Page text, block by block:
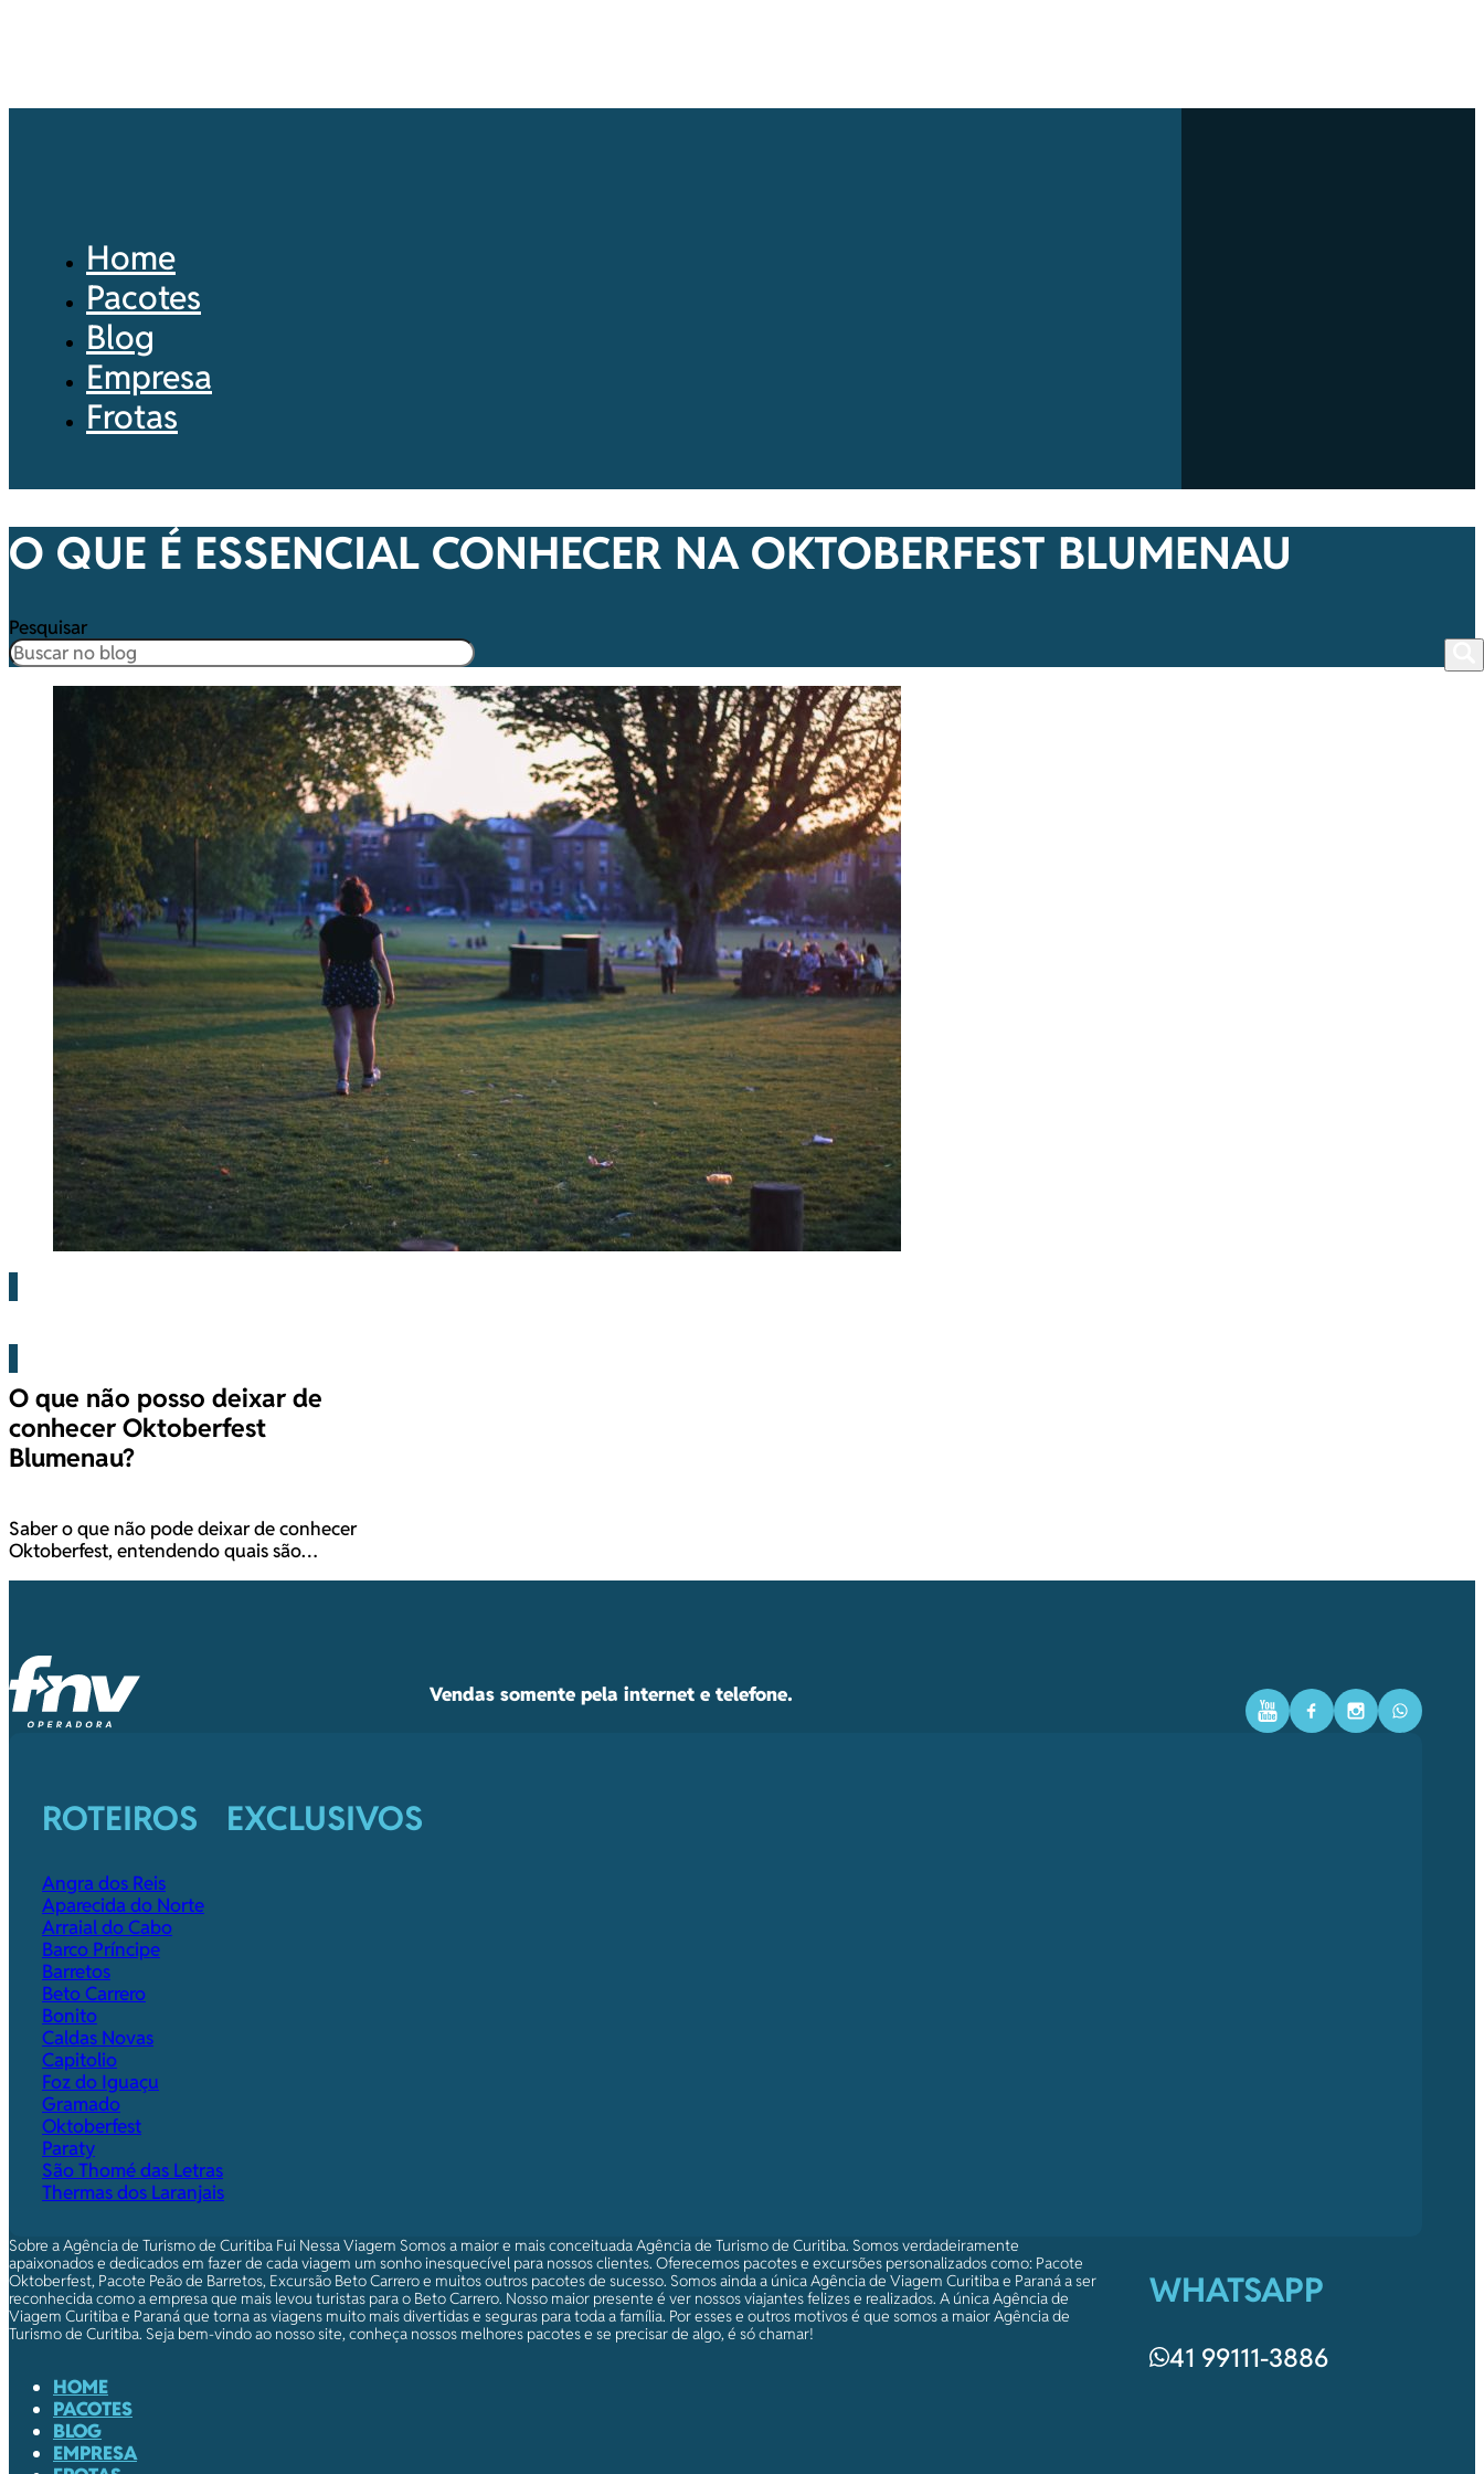
Home
Pacotes
Blog
Empresa
Frotas
O QUE É ESSENCIAL CONHECER NA OKTOBERFEST BLUMENAU
Pesquisar
O que não posso deixar de
conhecer Oktoberfest
Blumenau?
Saber o que não pode deixar de conhecer
Oktoberfest, entendendo quais são…
Vendas somente pela internet e telefone.
YoutubeFacebookInstagram
ROTEIROS EXCLUSIVOS
Angra dos Reis
Aparecida do Norte
Arraial do Cabo
Barco Príncipe
Barretos
Beto Carrero
Bonito
Caldas Novas
Capitolio
Foz do Iguaçu
Gramado
Oktoberfest
Paraty
São Thomé das Letras
Thermas dos Laranjais
Sobre a Agência de Turismo de Curitiba Fui Nessa Viagem Somos a maior e mais conceituada Agência de Turismo de Curitiba. Somos verdadeiramente
apaixonados e dedicados em fazer de cada viagem um sonho inesquecível para nossos clientes. Oferecemos pacotes e excursões personalizados como: Pacote
Oktoberfest, Pacote Peão de Barretos, Excursão Beto Carrero e muitos outros pacotes de sucesso. Somos ainda a única Agência de Viagem Curitiba e Paraná a ser
reconhecida como a empresa que mais levou turistas para o Beto Carrero. Nosso maior presente é ver nossos viajantes felizes e realizados. A única Agência de
Viagem Curitiba e Paraná que torna as viagens muito mais divertidas e seguras para toda a família. Por esses e outros motivos é que somos a maior Agência de
Turismo de Curitiba. Seja bem-vindo ao nosso site, conheça nossos melhores pacotes e se precisar de algo, é só chamar!
HOME
PACOTES
BLOG
EMPRESA
WHATSAPP
41 99111-3886